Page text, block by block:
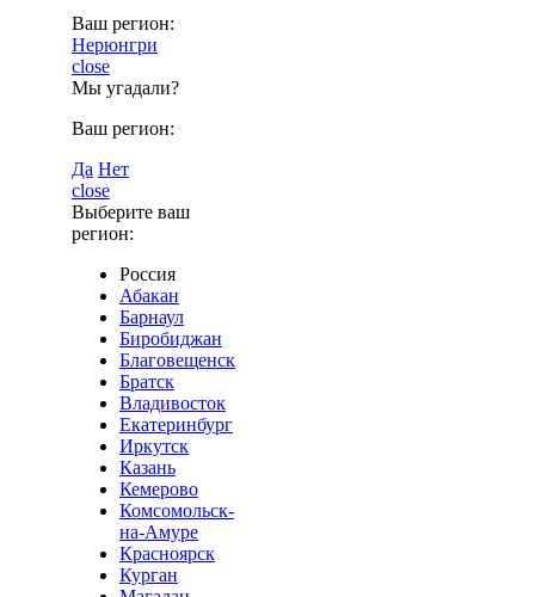
Ваш регион:
Нерюнгри
close
Мы угадали?
Ваш регион:
Да Нет
close
Выберите ваш
регион:
Россия
Абакан
Барнаул
Биробиджан
Благовещенск
Братск
Владивосток
Екатеринбург
Иркутск
Казань
Кемерово
Комсомольск-
на-Амуре
Красноярск
Курган